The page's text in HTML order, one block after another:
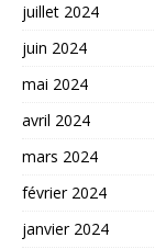
juillet 2024
juin 2024
mai 2024
avril 2024
mars 2024
février 2024
janvier 2024